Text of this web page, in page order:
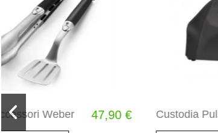
Custodia Pulse 1000 34,99 €